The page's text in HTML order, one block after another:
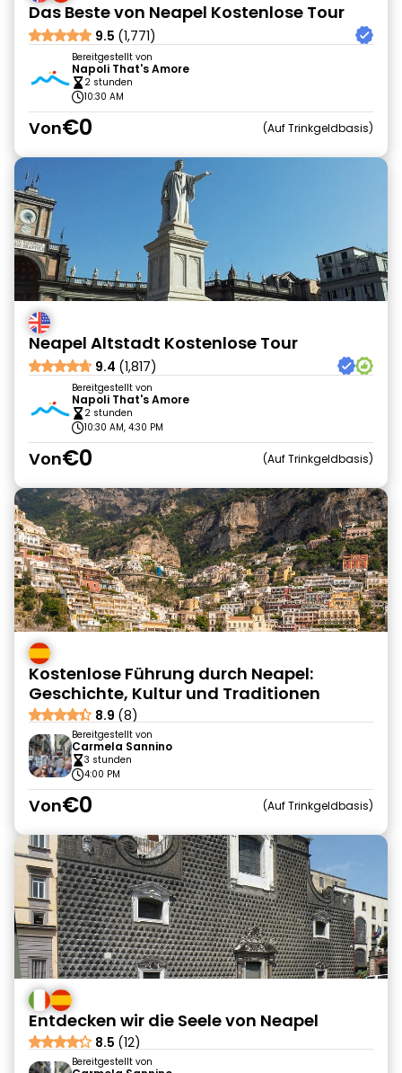
Das Beste von Neapel Kostenlose Tour
9.5 (1,771)
Bereitgestellt von
Napoli That's Amore
2 stunden
10:30 AM
Von€0 Auf Trinkgeldbasis
Neapel Altstadt Kostenlose Tour
9.4 (1,817)
Bereitgestellt von
Napoli That's Amore
2 stunden
10:30 AM, 4:30 PM
Von€0 Auf Trinkgeldbasis
Kostenlose Führung durch Neapel:
Geschichte, Kultur und Traditionen
8.9 (8)
Bereitgestellt von
Carmela Sannino
3 stunden
4:00 PM
Von€0 Auf Trinkgeldbasis
Entdecken wir die Seele von Neapel
8.5 (12)
Bereitgestellt von